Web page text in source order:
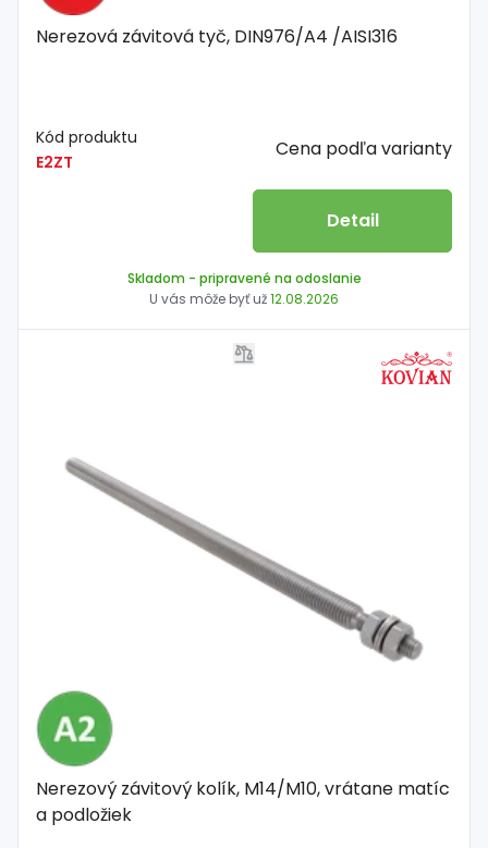
Nerezová závitová tyč, DIN976/A4 /AISI316
Kód produktu
E2ZT
Cena podľa varianty
Detail
Skladom - pripravené na odoslanie
U vás môže byť už12.08.2026
Nerezový závitový kolík, M14/M10, vrátane matíc
a podložiek